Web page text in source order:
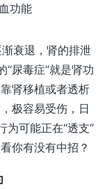
功能
衰退，肾的排泄
“尿毒症”就是肾功
肾移植或者透析
极容易受伤，日
为可能正在“透支”
你有没有中招？